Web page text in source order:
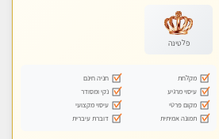
פלטינה
מקלחת
חניה חינם
עיסוי מרגיע
נקי ומסודר
מקום פרטי
עיסוי מקצועי
תמונה אמיתית
דוברת עיברית